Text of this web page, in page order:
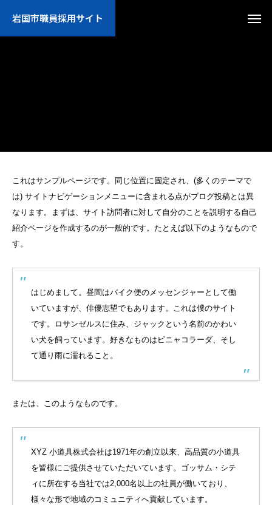
岩国市職員採用サイト
これはサンプルページです。同じ位置に固定され、(多くのテーマで
は) サイトナビゲーションメニューに含まれる点がブログ投稿とは異
なります。まずは、サイト訪問者に対して自分のことを説明する自己
紹介ページを作成するのが一般的です。たとえば以下のようなもので
す。
はじめまして。昼間はバイク便のメッセンジャーとして働
いていますが、俳優志望でもあります。これは僕のサイト
です。ロサンゼルスに住み、ジャックという名前のかわい
い犬を飼っています。好きなものはピニャコラーダ、そし
て通り雨に濡れること。
または、このようなものです。
XYZ 小道具株式会社は1971年の創立以来、高品質の小道具
を皆様にご提供させていただいています。ゴッサム・シテ
ィに所在する当社では2,000名以上の社員が働いており、
様々な形で地域のコミュニティへ貢献しています。